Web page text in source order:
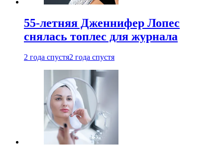
55-летняя Дженнифер Лопес
снялась топлес для журнала
2 года спустя2 года спустя